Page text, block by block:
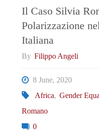
Il Caso Silvia
Polarizzazione
Italiana
By Filippo Angeli
8 June, 2020
Africa, Gender
Romano
0